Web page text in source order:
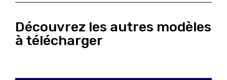
Découvrez les autres modèles
à télécharger